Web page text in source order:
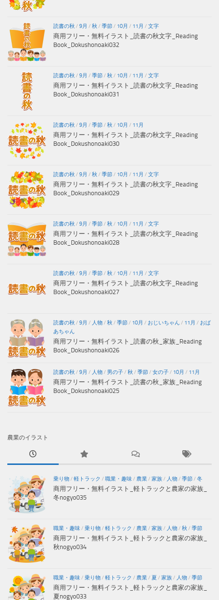
読書の秋 / 9月 / 秋 / 季節 / 10月 / 11月 / 文字
商用フリー・無料イラスト_読書の秋文字_Reading
Book_Dokushonoaki032
読書の秋 / 9月 / 季節 / 秋 / 10月 / 11月 / 文字
商用フリー・無料イラスト_読書の秋文字_Reading
Book_Dokushonoaki031
読書の秋 / 9月 / 季節 / 秋 / 10月 / 11月
商用フリー・無料イラスト_読書の秋文字_Reading
Book_Dokushonoaki030
読書の秋 / 9月 / 秋 / 季節 / 10月 / 11月 / 文字
商用フリー・無料イラスト_読書の秋文字_Reading
Book_Dokushonoaki029
読書の秋 / 9月 / 季節 / 秋 / 10月 / 11月 / 文字
商用フリー・無料イラスト_読書の秋文字_Reading
Book_Dokushonoaki028
読書の秋 / 9月 / 季節 / 秋 / 10月 / 11月 / 文字
商用フリー・無料イラスト_読書の秋文字_Reading
Book_Dokushonoaki027
読書の秋 / 9月 / 人物 / 秋 / 季節 / 10月 / おじいちゃん / 11月 / おば
あちゃん
商用フリー・無料イラスト_読書の秋_家族_Reading
Book_Dokushonoaki026
読書の秋 / 9月 / 人物 / 男の子 / 秋 / 季節 / 女の子 / 10月 / 11月
商用フリー・無料イラスト_読書の秋_家族_Reading
Book_Dokushonoaki025
農業のイラスト
乗り物 / 軽トラック / 職業・趣味 / 農業 / 家族 / 人物 / 季節 / 冬
商用フリー・無料イラスト_軽トラックと農家の家族_
冬nogyo035
職業・趣味 / 乗り物 / 軽トラック / 農業 / 家族 / 人物 / 秋 / 季節
商用フリー・無料イラスト_軽トラックと農家の家族_
秋nogyo034
職業・趣味 / 乗り物 / 軽トラック / 農業 / 夏 / 家族 / 人物 / 季節
商用フリー・無料イラスト_軽トラックと農家の家族_
夏nogyo033